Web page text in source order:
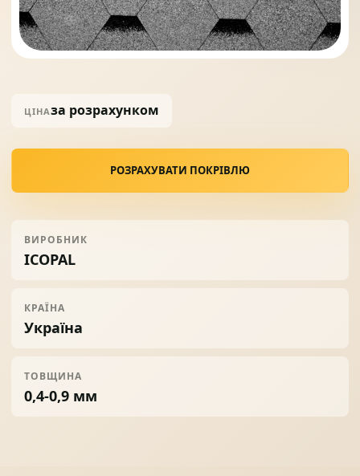
07 Солнце защита
Навіси з полікарбонату
ЦІНАза розрахунком
РОЗРАХУВАТИ ПОКРІВЛЮ
ВИРОБНИК
ICOPAL
КРАЇНА
Україна
ТОВЩИНА
0,4-0,9 мм